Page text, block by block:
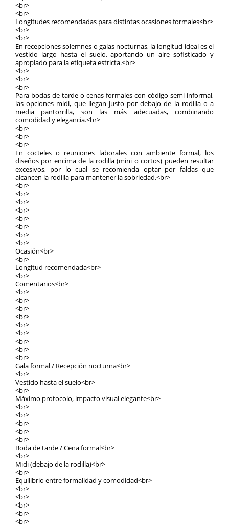
<br>
<br>
Longitudes recomendadas para distintas ocasiones formales<br>
<br>
<br>
En recepciones solemnes o galas nocturnas, la longitud ideal es el
vestido largo hasta el suelo, aportando un aire sofisticado y
apropiado para la etiqueta estricta.<br>
<br>
<br>
<br>
Para bodas de tarde o cenas formales con código semi-informal,
las opciones midi, que llegan justo por debajo de la rodilla o a
media pantorrilla, son las más adecuadas, combinando
comodidad y elegancia.<br>
<br>
<br>
<br>
En cocteles o reuniones laborales con ambiente formal, los
diseños por encima de la rodilla (mini o cortos) pueden resultar
excesivos, por lo cual se recomienda optar por faldas que
alcancen la rodilla para mantener la sobriedad.<br>
<br>
<br>
<br>
<br>
<br>
<br>
<br>
<br>
Ocasión<br>
<br>
Longitud recomendada<br>
<br>
Comentarios<br>
<br>
<br>
<br>
<br>
<br>
<br>
<br>
<br>
<br>
Gala formal / Recepción nocturna<br>
<br>
Vestido hasta el suelo<br>
<br>
Máximo protocolo, impacto visual elegante<br>
<br>
<br>
<br>
<br>
<br>
Boda de tarde / Cena formal<br>
<br>
Midi (debajo de la rodilla)<br>
<br>
Equilibrio entre formalidad y comodidad<br>
<br>
<br>
<br>
<br>
<br>